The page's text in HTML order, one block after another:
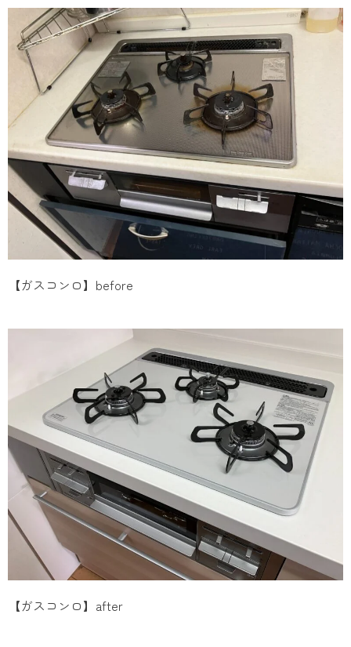
【ガスコンロ】before
【ガスコンロ】after